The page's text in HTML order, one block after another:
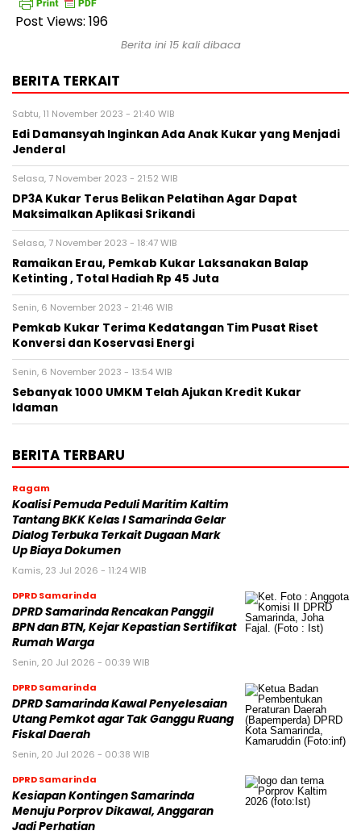
Post Views: 196
Berita ini 15 kali dibaca
BERITA TERKAIT
Sabtu, 11 November 2023 - 21:40 WIB
Edi Damansyah Inginkan Ada Anak Kukar yang Menjadi
Jenderal
Selasa, 7 November 2023 - 21:52 WIB
DP3A Kukar Terus Belikan Pelatihan Agar Dapat
Maksimalkan Aplikasi Srikandi
Selasa, 7 November 2023 - 18:47 WIB
Ramaikan Erau, Pemkab Kukar Laksanakan Balap
Ketinting , Total Hadiah Rp 45 Juta
Senin, 6 November 2023 - 21:46 WIB
Pemkab Kukar Terima Kedatangan Tim Pusat Riset
Konversi dan Koservasi Energi
Senin, 6 November 2023 - 13:54 WIB
Sebanyak 1000 UMKM Telah Ajukan Kredit Kukar
Idaman
BERITA TERBARU
Ragam
Koalisi Pemuda Peduli Maritim Kaltim
Tantang BKK Kelas I Samarinda Gelar
Dialog Terbuka Terkait Dugaan Mark
Up Biaya Dokumen
Kamis, 23 Jul 2026 - 11:24 WIB
DPRD Samarinda
DPRD Samarinda Rencakan Panggil
BPN dan BTN, Kejar Kepastian Sertifikat
Rumah Warga
Senin, 20 Jul 2026 - 00:39 WIB
DPRD Samarinda
DPRD Samarinda Kawal Penyelesaian
Utang Pemkot agar Tak Ganggu Ruang
Fiskal Daerah
Senin, 20 Jul 2026 - 00:38 WIB
DPRD Samarinda
Kesiapan Kontingen Samarinda
Menuju Porprov Dikawal, Anggaran
Jadi Perhatian